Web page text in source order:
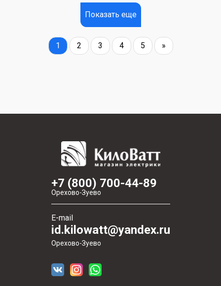
Показать еще
1 2 3 4 5 »
+7 (800) 700-44-89
Орехово-Зуево
E-mail
id.kilowatt@yandex.ru
Орехово-Зуево